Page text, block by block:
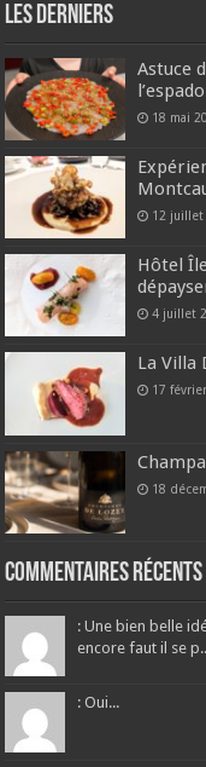
Les derniers
Astuce
18 mai
12 juillet
Hôtel
4 juillet
La Villa
17
18
Commentaires récents
: Une bien belle
encore faut il se
: Oui...